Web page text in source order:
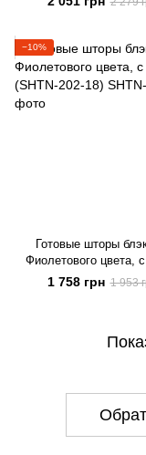
−10%
Готовые шторы
Фиолетового цвета,
(SHTN-202-18)
1 758 грн 1 953